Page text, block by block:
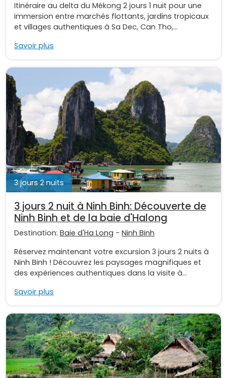
Itinéraire au delta du Mékong 2 jours 1 nuit pour une
immersion entre marchés flottants, jardins tropicaux
et villages authentiques à Sa Dec, Can Tho,...
Savoir plus
3 jours 2 nuits
3 jours 2 nuit à Ninh Binh: Découverte de
Ninh Binh et de la baie d'Halong
Destination: Baie d'Ha Long - Ninh Binh
Réservez maintenant votre excursion 3 jours 2 nuits à
Ninh Binh ! Découvrez les paysages magnifiques et
des expériences authentiques dans la visite à...
Savoir plus